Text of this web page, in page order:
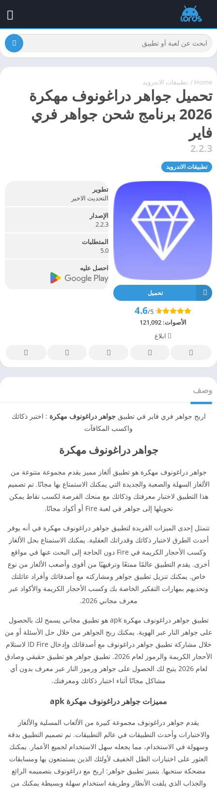
Home
/ تطبيقات الاندرويد
تحميل جواهر دراغونوف مهكرة
2026 برنامج شحن جواهر فري
فاير
2.2.3
تطبيقات الاندرويد
تحميل
4.6/5
الأصوات:121,092
ابلاغ
تطوير
التحديث الاخير
الإصدار
2.2.3
المتطلبات
5.0
احصل عليه
وصف
اربح جواهر فري فاير في تطبيقجواهر دراغونوف مهكرة : اختبر ذكائك
واكسب المكافآت
جواهر دراغونوف مهكرة
جواهر دراغونوف مهكرة هو تطبيق ألغاز مميز يقدم مجموعة متنوعة من
الألغاز السهلة والصعبة والجديدة التي يمكنك الاستمتاع بها مجانًا. تم تصميم
هذا التطبيق لاختبار معرفتك وذكائك مع منحك الفرصة لكسب نقاط يمكن
تحويلها إلى جواهر في لعبة Fire أو أكواد مجانًا.
تتمثل إحدى الميزات الفريدة لتطبيق جواهر دراغونوف مهكرة في أنه يوفر
أحدث الطرق لاختبار ذكائك وقدراتك العقلية. يمكنك الاستمتاع بحل الألغاز
وكسب الأحجار الكريمة في Fire دون الحاجة إلى البحث عنها في مواقع
أخرى. يقدم التطبيق عالمًا ممتعًا وترفيهيًا من أقوى وأصعب الألغاز من نوع
خاص. يمكنك تنزيل تطبيق جواهر ومشاركته مع أصدقائك وأفراد عائلتك
وتحديهم بمهارات التفكير الخاصة بك وكسب الأحجار الكريمة والأكواد عبر
معرف مجاني 2026.
تطبيق جواهر دراغونوف مهكرة apk هو تطبيق مجاني يسمح لك بالحصول
على جواهر النار عبر الهوية. يمكنك ربح الجواهر من خلال حل الأسئلة أو من
خلال مشاركة تطبيق جواهر دراغونوف مع أصدقائك وإدخال ID Fire لاستلام
الأحجار الكريمة والرموز لعام 2026. تطبيق جواهر هو تطبيق حقيقي وصادق
لعام 2026 يتيح لك الحصول على جواهر ورموز النار عبر معرف بدون أي
مشاكل مجانًا أثناء اختبار ذكائك ومعرفتك.
مميزات جواهر دراغونوف مهكرة apk
يقدم جواهر دراغونوف مجموعة كبيرة من الألعاب المسلية والألغاز
والاختبارات وأحدث التطبيقات في عالم التطبيقات. تم تصميم التطبيق بدقة
وسهولة في الاستخدام، مما يجعله سهل الاستخدام لجميع الأعمار. يمكنك
العثور على اختبارات الظل الخفيف لأولئك الذين يستمتعون بها ومسابقات
مضحكة ستحبها. يتميز تطبيق جواهر: اربح مع دراغونوف بتصميمه الرائع
والجذاب الذي يلفت الأنظار وطريقة استخدام سهلة وبسيطة يمكنك من